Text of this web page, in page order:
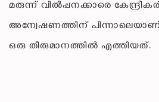
മരുന്ന് വിൽപ്പനക്കാരെ
അന്വേഷണത്തിന്
ഒരു തീരുമാനത്തിൽ എത്തിയത്.